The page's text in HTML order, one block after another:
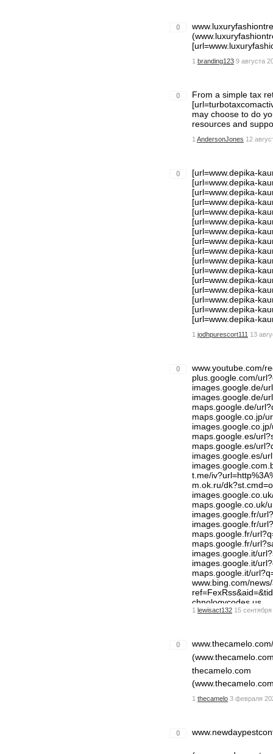
Website URL
(m.odnoklassniki.ru/
Website URL
0
1 branding123 9 августа
0
From a simple tax
may choose to do
resources and
1 AndersonJones 12
0
[url=www.depika-
[url=www.depika-
[url=www.depika-
[url=www.depika-
[url=www.depika-
[url=www.depika-
[url=www.depika-
[url=www.depika-
[url=www.depika-
[url=www.depika-
[url=www.depika-
[url=www.depika-
[url=www.depika-
[url=www.depika-
[url=www.depika-
[url=www.depika-
1 jodhpurescort111 13
0
www.youtube.com/
plus.google.com/
images.google.de/
images.google.de/
maps.google.de/
maps.google.co.jp/
maps.google.es/
maps.google.es/
images.google.es/
t.me/
m.ok.ru/
maps.google.co.uk/
images.google.fr/
images.google.fr/
maps.google.fr/
maps.google.fr/
images.google.it/
images.google.it/
maps.google.it/
www.bing.com/
chnologycodes.us
plus.google.com/
images.google.de/
images.google.de/
maps.google.de/
maps.google.co.jp/
maps.google.es/
images.google.es/
1 lewisact132 15
0
www.thecamelo.com/
thecamelo.com
1 thecamelo 3 февраля
0